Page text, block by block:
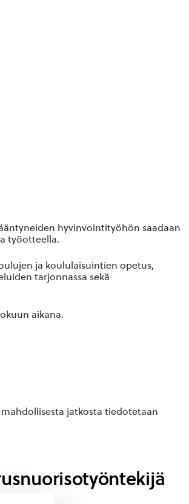
hyvinvointityöhön saadaan
työotteella.
ja koululaisuintien opetus,
tarjonnassa sekä
aikana.
jatkosta tiedotetaan